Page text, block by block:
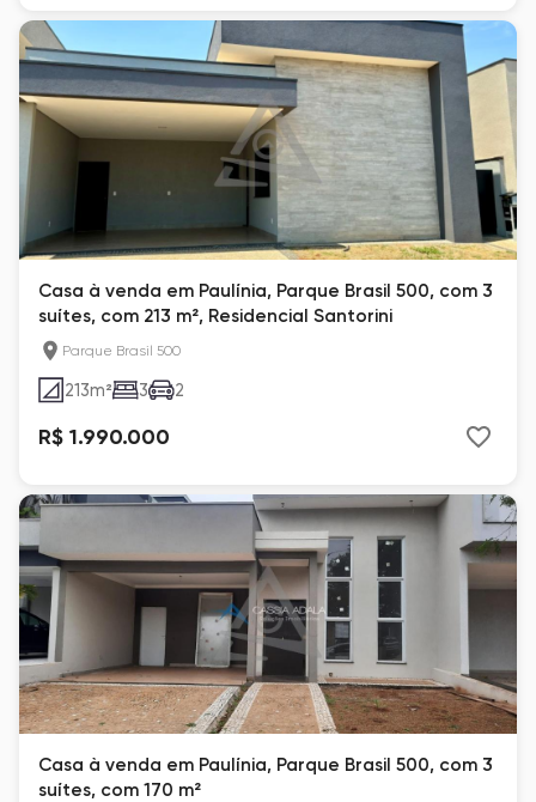
Casa à venda em Paulínia, Parque Brasil 500, com 3
suítes, com 213 m², Residencial Santorini
Parque Brasil 500
213m² 3 2
R$ 1.990.000
Casa à venda em Paulínia, Parque Brasil 500, com 3
suítes, com 170 m²